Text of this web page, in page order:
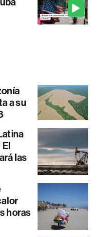
a su
las
horas